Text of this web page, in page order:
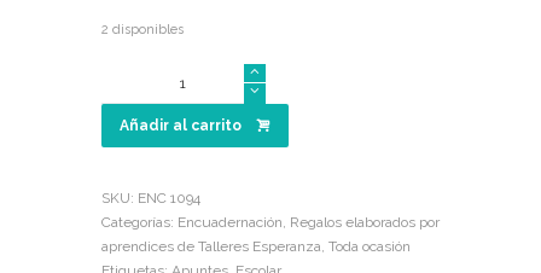
2 disponibles
Diseño
Añadir al carrito
SKU: ENC 1094
Categorías: Encuadernación, Regalos elaborados por
aprendices de Talleres Esperanza, Toda ocasión